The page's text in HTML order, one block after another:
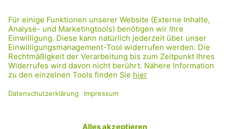
PRESSE
GRÜNE RADRETTUNG
FRIDAY NIGHTSKATING
NETIQUETTE
DATENSCHUTZ
TRANSPARENZ